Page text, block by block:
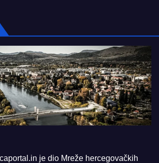
je dio Mreže hercegovačkih